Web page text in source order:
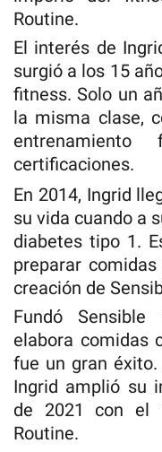
Routine.
El interés de
surgió a los 15
fitness. Solo un
la misma clase,
certificaciones.
En 2014, Ingrid
su vida cuando a
diabetes tipo 1.
preparar
creación de
Fundó
elabora comidas
fue un gran éxito.
Ingrid amplió su
de 2021 con el
Routine.